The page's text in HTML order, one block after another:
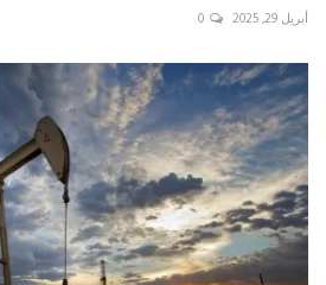
أبريل 29, 2025 0